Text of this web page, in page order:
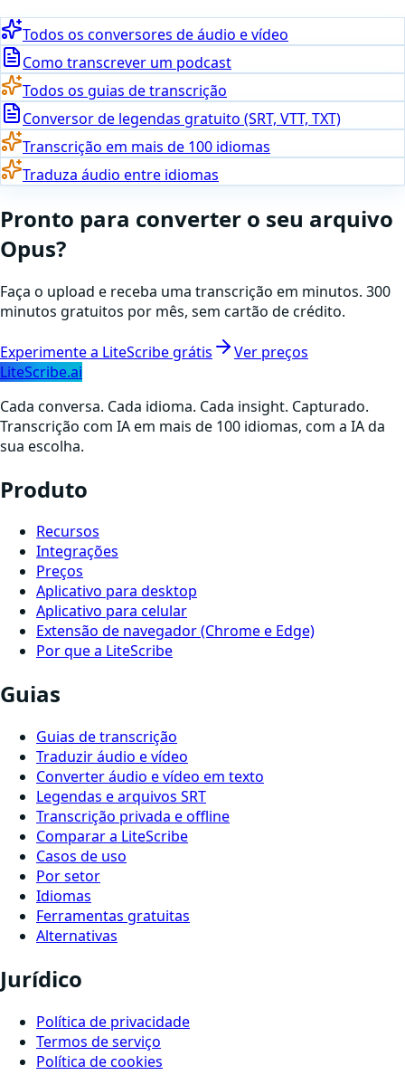
Todos os conversores de áudio e vídeo
Como transcrever um podcast
Todos os guias de transcrição
Conversor de legendas gratuito (SRT, VTT, TXT)
Transcrição em mais de 100 idiomas
Traduza áudio entre idiomas
Pronto para converter o seu arquivo
Opus?
Faça o upload e receba uma transcrição em minutos. 300
minutos gratuitos por mês, sem cartão de crédito.
Experimente a LiteScribe grátis
Ver preços
LiteScribe.ai
Cada conversa. Cada idioma. Cada insight. Capturado.
Transcrição com IA em mais de 100 idiomas, com a IA da
sua escolha.
Produto
Recursos
Integrações
Preços
Aplicativo para desktop
Aplicativo para celular
Extensão de navegador (Chrome e Edge)
Por que a LiteScribe
Guias
Guias de transcrição
Traduzir áudio e vídeo
Converter áudio e vídeo em texto
Legendas e arquivos SRT
Transcrição privada e offline
Comparar a LiteScribe
Casos de uso
Por setor
Idiomas
Ferramentas gratuitas
Alternativas
Jurídico
Política de privacidade
Termos de serviço
Política de cookies